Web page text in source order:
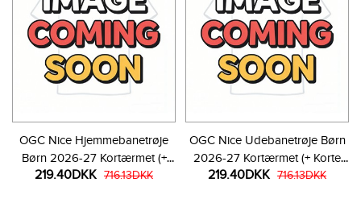
OGC Nice Hjemmebanetrøje
Børn 2026-27 Kortærmet (+
Korte bukser)
219.40DKK 716.13DKK
OGC Nice Udebanetrøje Børn
2026-27 Kortærmet (+ Korte
bukser)
219.40DKK 716.13DKK